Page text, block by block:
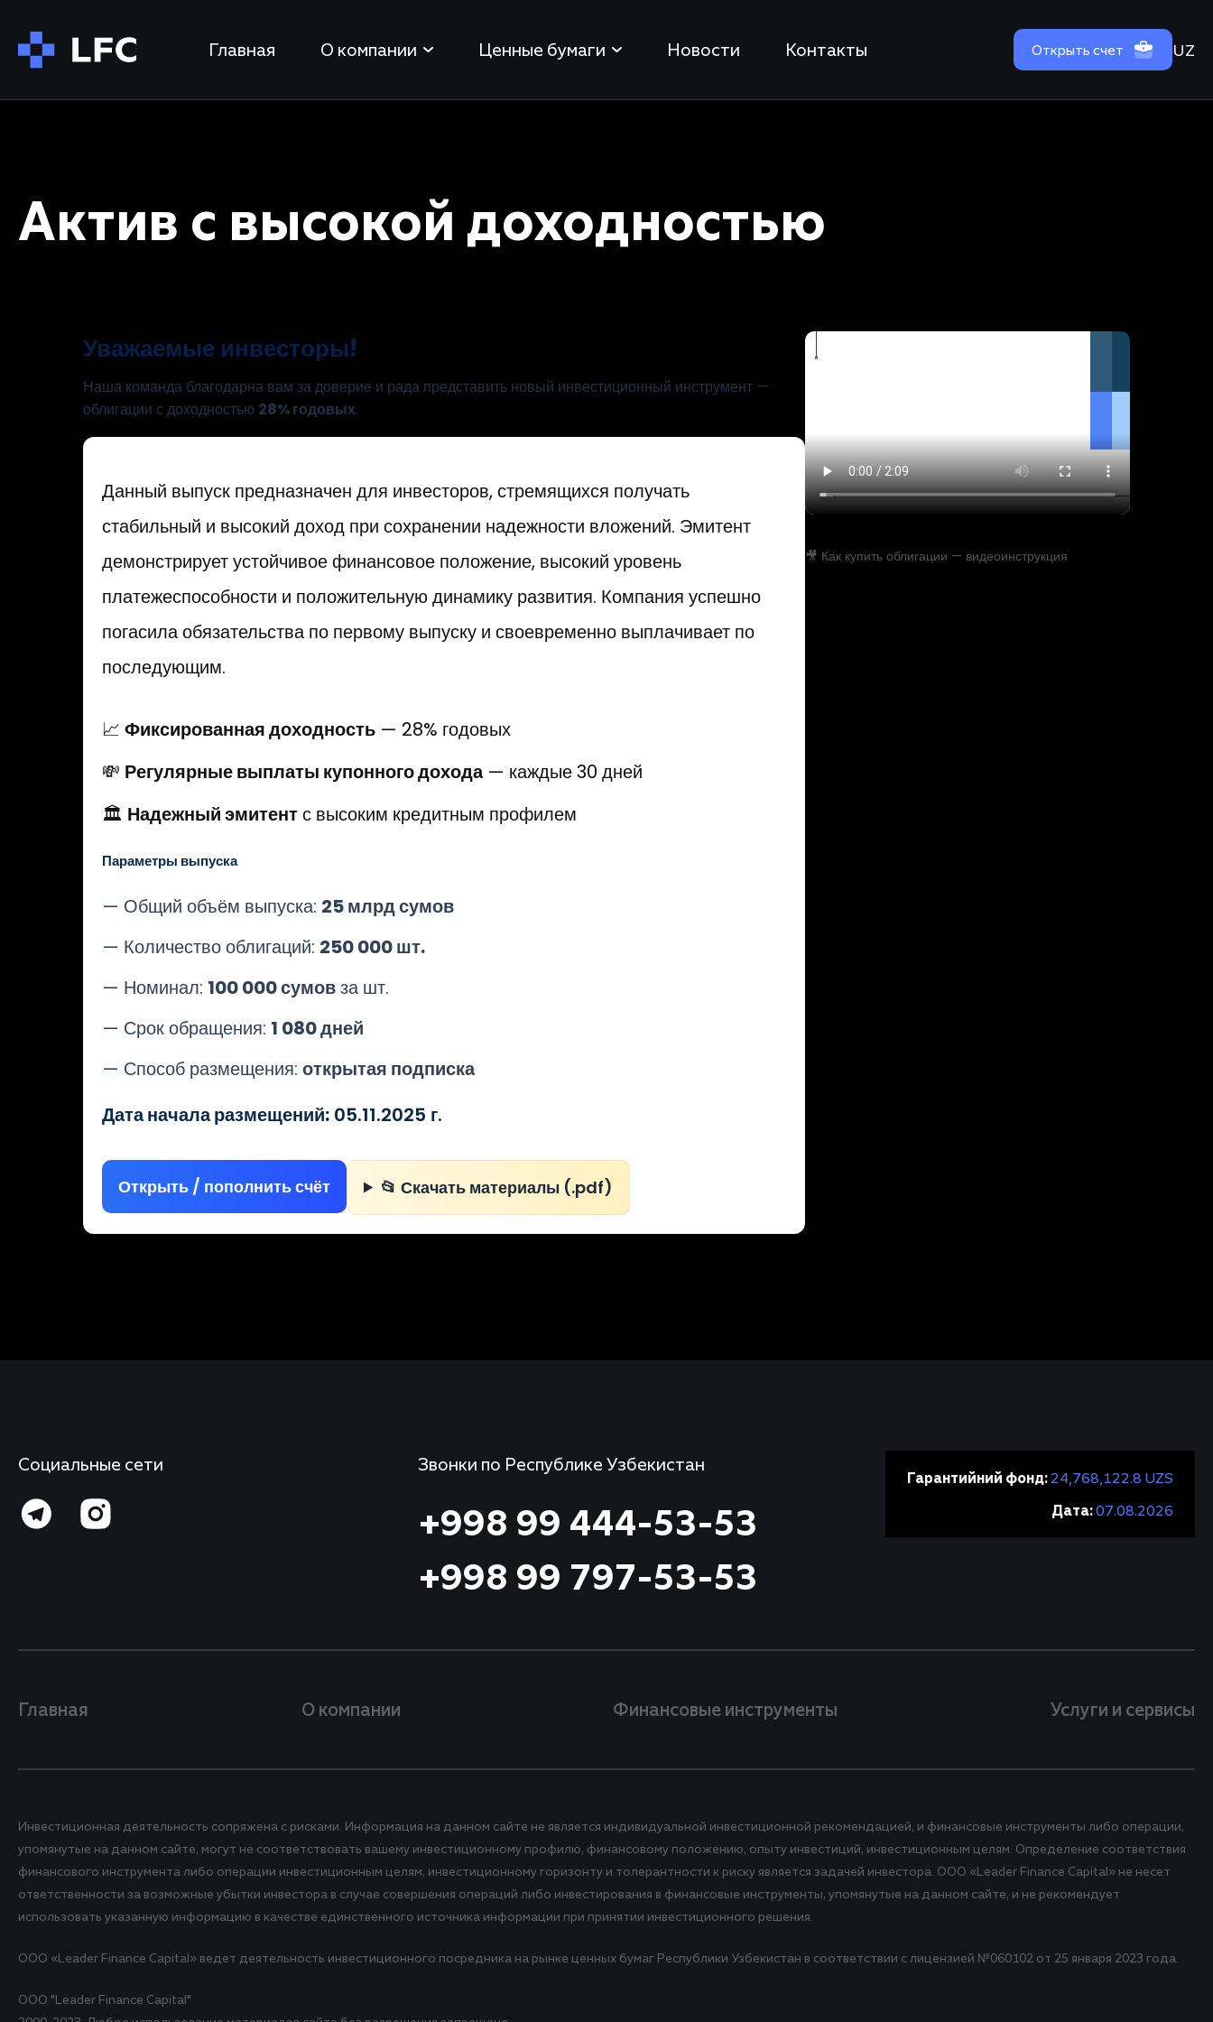
Главная О компании Ценные бумаги Новости Контакты Открыть счет UZ
Актив с высокой доходностью
Уважаемые инвесторы!
Наша команда благодарна вам за доверие и рада представить новый инвестиционный инструмент —
облигации с доходностью 28% годовых.
Данный выпуск предназначен для инвесторов, стремящихся получать
стабильный и высокий доход при сохранении надежности вложений. Эмитент
демонстрирует устойчивое финансовое положение, высокий уровень
платежеспособности и положительную динамику развития. Компания успешно
погасила обязательства по первому выпуску и своевременно выплачивает по
последующим.
📈 Фиксированная доходность — 28% годовых
💸 Регулярные выплаты купонного дохода— каждые 30 дней
🏛️ Надежный эмитентс высоким кредитным профилем
Параметры выпуска
— Общий объём выпуска: 25 млрд сумов
— Количество облигаций: 250 000 шт.
— Номинал: 100 000 сумовза шт.
— Срок обращения: 1 080 дней
— Способ размещения: открытая подписка
Дата начала размещений: 05.11.2025 г.
Открыть / пополнить счёт 📂 Скачать материалы (.pdf)
🎥 Как купить облигации — видеоинструкция
Социальные сети Звонки по Республике Узбекистан
+998 99 444-53-53
+998 99 797-53-53
Гарантийний фонд: 24,768,122.8 UZS
Дата:07.08.2026
Главная О компании Финансовые инструменты Услуги и сервисы
Инвестиционная деятельность сопряжена с рисками. Информация на данном сайте не является индивидуальной инвестиционной рекомендацией, и финансовые инструменты либо операции,
упомянутые на данном сайте, могут не соответствовать вашему инвестиционному профилю, финансовому положению, опыту инвестиций, инвестиционным целям. Определение соответствия
финансового инструмента либо операции инвестиционным целям, инвестиционному горизонту и толерантности к риску является задачей инвестора. ООО «Leader Finance Capital» не несет
ответственности за возможные убытки инвестора в случае совершения операций либо инвестирования в финансовые инструменты, упомянутые на данном сайте, и не рекомендует
использовать указанную информацию в качестве единственного источника информации при принятии инвестиционного решения.
ООО «Leader Finance Capital» ведет деятельность инвестиционного посредника на рынке ценных бумаг Республики Узбекистан в соответствии с лицензией №060102 от 25 января 2023 года.
ООО "Leader Finance Capital"